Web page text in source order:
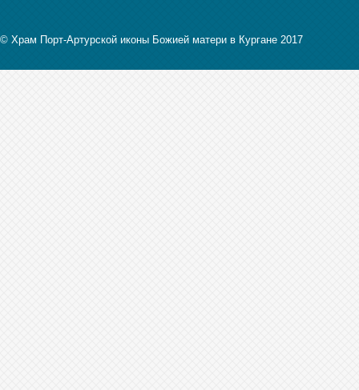
© Храм Порт-Артурской иконы Божией матери в Кургане 2017